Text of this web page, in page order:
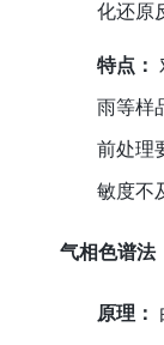
化还原
特点：
雨等样
前处理
敏度不
气相色谱法
原理：